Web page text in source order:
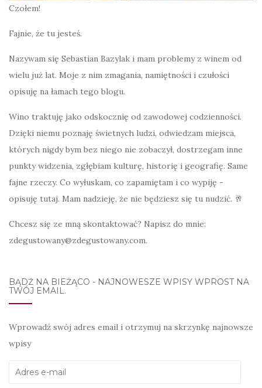
Czołem!
Fajnie, że tu jesteś.
Nazywam się Sebastian Bazylak i mam problemy z winem od
wielu już lat. Moje z nim zmagania, namiętności i czułości
opisuję na łamach tego blogu.
Wino traktuję jako odskocznię od zawodowej codzienności.
Dzięki niemu poznaję świetnych ludzi, odwiedzam miejsca,
których nigdy bym bez niego nie zobaczył, dostrzegam inne
punkty widzenia, zgłębiam kulturę, historię i geografię. Same
fajne rzeczy. Co wyłuskam, co zapamiętam i co wypiję -
opisuję tutaj. Mam nadzieję, że nie będziesz się tu nudzić. 🥂
Chcesz się ze mną skontaktować? Napisz do mnie:
zdegustowany@zdegustowany.com.
BĄDŹ NA BIEŻĄCO - NAJNOWESZE WPISY WPROST NA
TWÓJ EMAIL.
Wprowadź swój adres email i otrzymuj na skrzynkę najnowsze
wpisy
Adres